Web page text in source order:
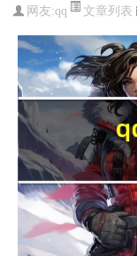
网友:qq 文章列表